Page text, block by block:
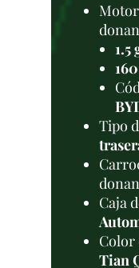
1.5
Tipo
Caja
Color
Tian